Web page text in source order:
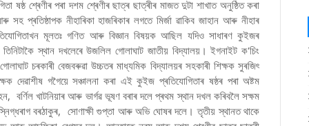
ষষ্ঠ শ্ৰেণীৰ পৰা দশম শ্ৰেণীৰ ছাত্ৰ ছাত্ৰীৰ মাজত দুটা শাখাত অনুষ্ঠিত কৰা
প্ৰতিষ্ঠাপক নীহাৰিকা হাজৰিকাৰ লগতে মিৰ্জা ৱাকিব জাহান আৰু নীহাৰ
মূলতঃ গণিত আৰু বিজ্ঞান বিষয়ক আছিল যদিও সাধাৰণ কুইজৰ
স্থান দখলেৰে উজলিল গোলাঘাট জাতীয় বিদ্যালয়। ইগনাইট ক'চিং
চৰকাৰী বেজবৰুৱা উচ্চতৰ মাধ্যমিক বিদ্যালয়ৰ সহকাৰী শিক্ষক সুৰজিৎ
দেৱাশীষ গগৈয়ে সঞ্চালনা কৰা এই কুইজ প্ৰতিযোগিতাৰ ষষ্ঠৰ পৰা অষ্টম
বৰ্ণিল খাটনিয়াৰ আৰু ভাৰ্গৱ ভূষণ বৰাৰ দলে প্ৰথম স্থান দখল কৰিবলৈ সক্ষম
বৰঠাকুৰ, সোণাক্ষী গুপ্তা আৰু অভি ঘোষৰ দলে। তৃতীয় স্থানত থাকে